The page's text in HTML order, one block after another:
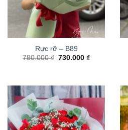
Rực rỡ – B89
780.000₫ Giá
730.000₫Giá